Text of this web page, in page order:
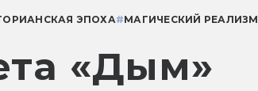
ЭПОХА#МАГИЧЕСКИЙ РЕАЛИЗМ
«Дым»